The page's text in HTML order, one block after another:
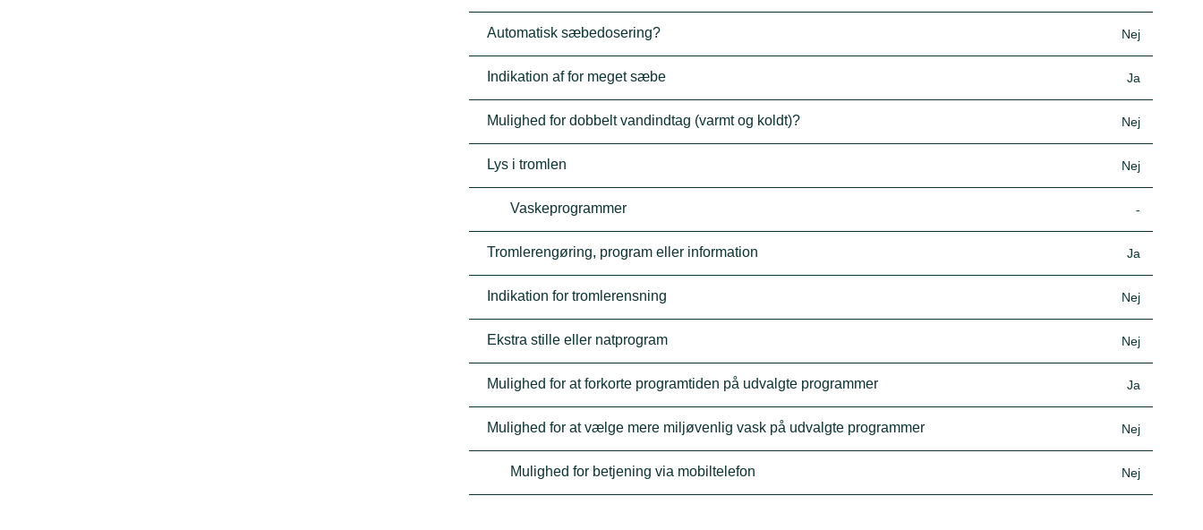
Automatisk sæbedosering? Nej
Indikation af for meget sæbe Ja
Mulighed for dobbelt vandindtag (varmt og koldt)? Nej
Lys i tromlen Nej
Vaskeprogrammer -
Tromlerengøring, program eller information Ja
Indikation for tromlerensning Nej
Ekstra stille eller natprogram Nej
Mulighed for at forkorte programtiden på udvalgte programmer Ja
Mulighed for at vælge mere miljøvenlig vask på udvalgte programmer Nej
Mulighed for betjening via mobiltelefon Nej